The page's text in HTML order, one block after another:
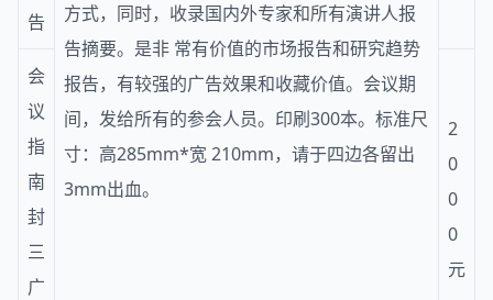
方式，同时，收录国内外专家和所有演讲人报
告摘要。是非 常有价值的市场报告和研究趋势
报告，有较强的广告效果和收藏价值。会议期
间，发给所有的参会人员。印刷300本。标准尺
寸：高285mm*宽 210mm，请于四边各留出
3mm出血。
告
会
议
指
南
封
三
广
2
0
0
0
元